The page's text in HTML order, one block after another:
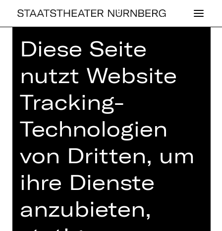
Home>Spielplan 26/27> Herz und
KONZERT
HERZ UND SEELE
Konzert für Menschen mit und ohne
Freitag, 09.04.2027
Diese Seite
nutzt Website
Tracking-
Technologien
von Dritten, um
ihre Dienste
anzubieten,